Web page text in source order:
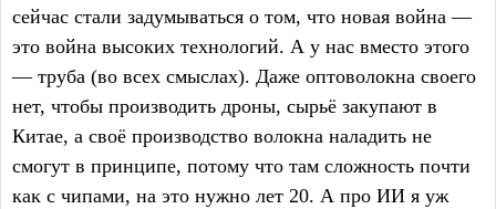
сейчас стали задумываться о том, что новая война —
это война высоких технологий. А у нас вместо этого
— труба (во всех смыслах). Даже оптоволокна своего
нет, чтобы производить дроны, сырьё закупают в
Китае, а своё производство волокна наладить не
смогут в принципе, потому что там сложность почти
как с чипами, на это нужно лет 20. А про ИИ я уж